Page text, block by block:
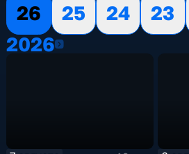
26
25 24 23
20262026